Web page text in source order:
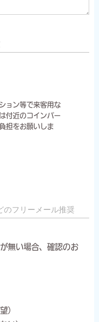
ョン等で来客用な
付近のコインパー
担をお願いしま
無い場合、確認のお
）